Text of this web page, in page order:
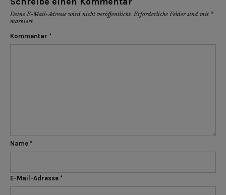
Deine E-Mail-Adresse wird nicht veröffentlicht. Erforderliche Felder sind mit *
markiert
Kommentar *
Name *
E-Mail-Adresse *